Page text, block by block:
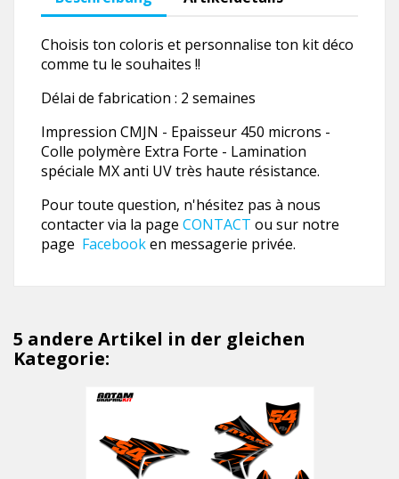
Choisis ton coloris et personnalise ton kit déco
comme tu le souhaites !!
Délai de fabrication : 2 semaines
Impression CMJN - Epaisseur 450 microns -
Colle polymère Extra Forte - Lamination
spéciale MX anti UV très haute résistance.
Pour toute question, n'hésitez pas à nous
contacter via la page CONTACT ou sur notre
page Facebooken messagerie privée.
5 andere Artikel in der gleichen
Kategorie: